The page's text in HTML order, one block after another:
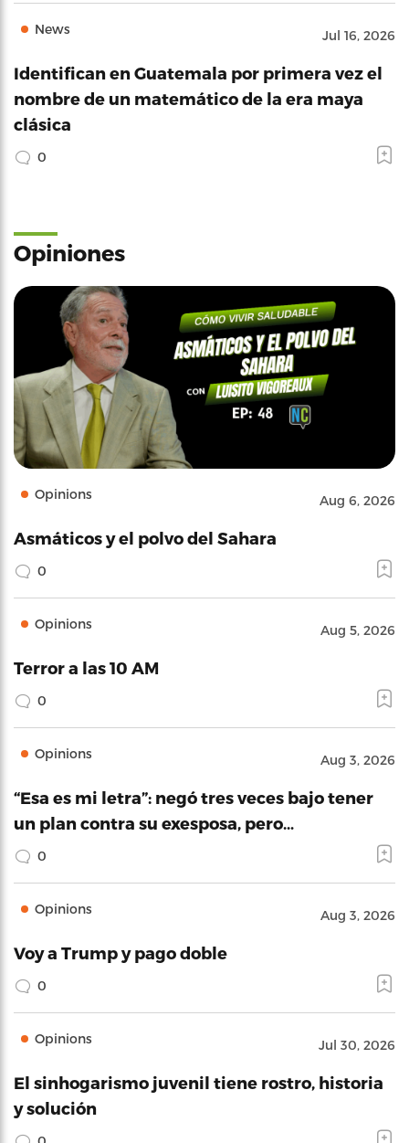
News Jul 16, 2026
Identifican en Guatemala por primera vez el
nombre de un matemático de la era maya
clásica
0
Opiniones
Opinions Aug 6, 2026
Asmáticos y el polvo del Sahara
0
Opinions Aug 5, 2026
Terror a las 10 AM
0
Opinions Aug 3, 2026
“Esa es mi letra”: negó tres veces bajo tener
un plan contra su exesposa, pero…
0
Opinions Aug 3, 2026
Voy a Trump y pago doble
0
Opinions Jul 30, 2026
El sinhogarismo juvenil tiene rostro, historia
y solución